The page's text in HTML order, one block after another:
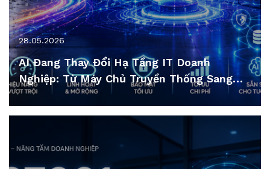
28.05.2026
AI Đang Thay Đổi Hạ Tầng IT Doanh
Nghiệp: Từ Máy Chủ Truyền Thống Sang
GPU Server & Hybrid Cloud